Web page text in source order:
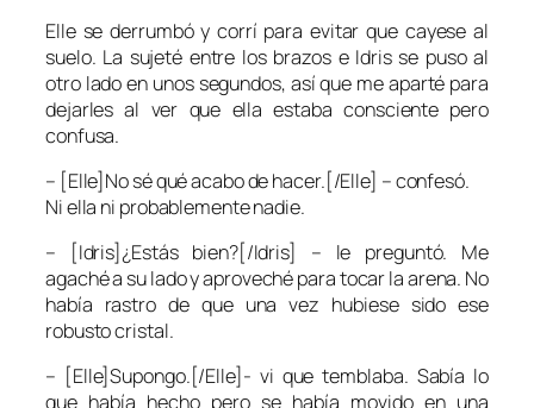
Elle se derrumbó y corrí para evitar que cayese al
suelo. La sujeté entre los brazos e Idris se puso al
otro lado en unos segundos, así que me aparté para
dejarles al ver que ella estaba consciente pero
confusa.
– [Elle]No sé qué acabo de hacer.[/Elle] – confesó.
Ni ella ni probablemente nadie.
– [Idris]¿Estás bien?[/Idris] – le preguntó. Me
agaché a su lado y aproveché para tocar la arena. No
había rastro de que una vez hubiese sido ese
robusto cristal.
– [Elle]Supongo.[/Elle]- vi que temblaba. Sabía lo
que había hecho pero se había movido en una